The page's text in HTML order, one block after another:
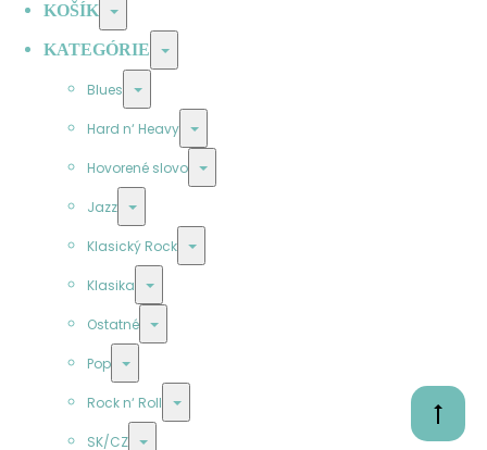
na
KOŠÍK Prepínač
KATEGÓRIE Prepínač
Blues Prepínač
Hard n‘ Heavy Prepínač
Hovorené slovo Prepínač
Jazz Prepínač
Klasický Rock Prepínač
Klasika Prepínač
Ostatné Prepínač
Pop Prepínač
Rock n‘ Roll Prepínač
SK/CZ Prepínač